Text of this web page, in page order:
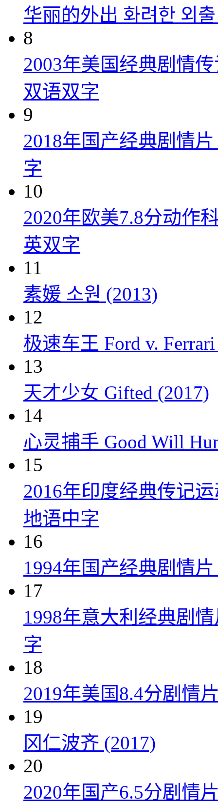
华丽的外出 화려한 외
8
2003年美国经典剧情
双语双字
9
2018年国产经典剧情
字
10
2020年欧美7.8分动作
英双字
11
素媛 소원 (2013)
12
极速车王 Ford v.
13
天才少女 Gifted (2017)
14
心灵捕手 Good Will
15
2016年印度经典传记
地语中字
16
1994年国产经典剧情
17
1998年意大利经典剧
字
18
2019年美国8.4分剧情
19
冈仁波齐 (2017)
20
2020年国产6.5分剧情